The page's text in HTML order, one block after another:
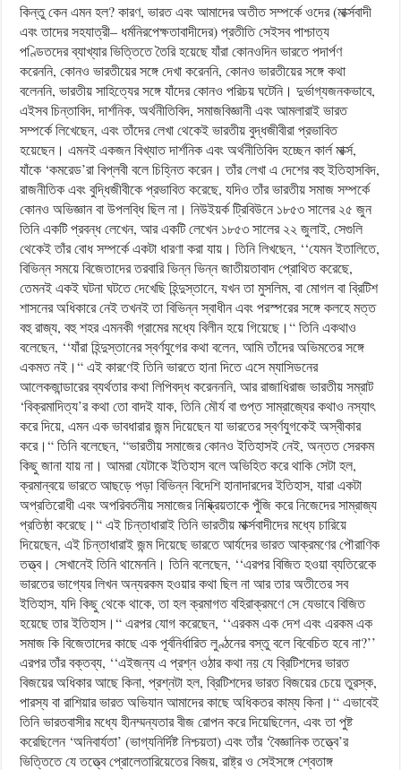
কিন্তু কেন এমন হল? কারণ, ভারত এবং আমাদের অতীত সম্পর্কে ওদের (মার্ক্সবাদী
এবং তাদের সহযাত্রী– ধর্মনিরপেক্ষতাবাদীদের) প্রতীতি সেইসব পাশ্চাত্য
পণ্ডিতদের ব্যাখ্যার ভিত্তিতে তৈরি হয়েছে যাঁরা কোনওদিন ভারতে পদার্পণ
করেননি, কোনও ভারতীয়ের সঙ্গে দেখা করেননি, কোনও ভারতীয়ের সঙ্গে কথা
বলেননি, ভারতীয় সাহিত্যের সঙ্গে যাঁদের কোনও পরিচয় ঘটেনি। দুর্ভাগ্যজনকভাবে,
এইসব চিন্তাবিদ, দার্শনিক, অর্থনীতিবিদ, সমাজবিজ্ঞানী এবং আমলারাই ভারত
সম্পর্কে লিখেছেন, এবং তাঁদের লেখা থেকেই ভারতীয় বুদ্ধজীবীরা প্রভাবিত
হয়েছেন। এমনই একজন বিখ্যাত দার্শনিক এবং অর্থনীতিবিদ হচ্ছেন কার্ল মার্ক্স,
যাঁকে ‘কমরেড’রা বিপ্লবী বলে চিহ্নিত করেন। তাঁর লেখা এ দেশের বহু ইতিহাসবিদ,
রাজনীতিক এবং বুদ্ধিজীবীকে প্রভাবিত করেছে, যদিও তাঁর ভারতীয় সমাজ সম্পর্কে
কোনও অভিজ্ঞান বা উপলব্ধি ছিল না। নিউইয়র্ক ট্রিবিউনে ১৮৫৩ সালের ২৫ জুন
তিনি একটি প্রবন্ধ লেখেন, আর একটি লেখেন ১৮৫৩ সালের ২২ জুলাই, সেগুলি
থেকেই তাঁর বোধ সম্পর্কে একটা ধারণা করা যায়। তিনি লিখছেন, ‘‘যেমন ইতালিতে,
বিভিন্ন সময়ে বিজেতাদের তরবারি ভিন্ন ভিন্ন জাতীয়তাবাদ প্রোথিত করেছে,
তেমনই একই ঘটনা ঘটতে দেখেছি হিন্দুস্তানে, যখন তা মুসলিম, বা মোগল বা ব্রিটিশ
শাসনের অধিকারে নেই তখনই তা বিভিন্ন স্বাধীন এবং পরস্পরের সঙ্গে কলহে মত্ত
বহু রাজ্য, বহু শহর এমনকী গ্রামের মধ্যে বিলীন হয়ে গিয়েছে।“ তিনি একথাও
বলেছেন, ‘‘যাঁরা হিন্দুস্তানের স্বর্ণযুগের কথা বলেন, আমি তাঁদের অভিমতের সঙ্গে
একমত নই।“ এই কারণেই তিনি ভারতে হানা দিতে এসে ম্যাসিডনের
আলেকজান্ডারের ব্যর্থতার কথা লিপিবদ্ধ করেনননি, আর রাজাধিরাজ ভারতীয় সম্রাট
‘বিক্রমাদিত্য’র কথা তো বাদই যাক, তিনি মৌর্য বা গুপ্ত সাম্রাজ্যের কথাও নস্যাৎ
করে দিয়ে, এমন এক ভাবধারার জন্ম দিয়েছেন যা ভারতের স্বর্ণযুগকেই অস্বীকার
করে।“ তিনি বলেছেন, “ভারতীয় সমাজের কোনও ইতিহাসই নেই, অন্তত সেরকম
কিছু জানা যায় না। আমরা যেটাকে ইতিহাস বলে অভিহিত করে থাকি সেটা হল,
ক্রমান্বয়ে ভারতে আছড়ে পড়া বিভিন্ন বিদেশি হানাদারদের ইতিহাস, যারা একটা
অপ্রতিরোধী এবং অপরিবর্তনীয় সমাজের নিষ্ক্রিয়তাকে পুঁজি করে নিজেদের সাম্রাজ্য
প্রতিষ্ঠা করেছে।“ এই চিন্তাধারাই তিনি ভারতীয় মার্ক্সবাদীদের মধ্যে চারিয়ে
দিয়েছেন, এই চিন্তাধারাই জন্ম দিয়েছে ভারতে আর্যদের ভারত আক্রমণের পৌরাণিক
তত্ত্ব। সেখানেই তিনি থামেননি। তিনি বলেছেন, ‘‘এরপর বিজিত হওয়া ব্যতিরেকে
ভারতের ভাগ্যের লিখন অন্যরকম হওয়ার কথা ছিল না আর তার অতীতের সব
ইতিহাস, যদি কিছু থেকে থাকে, তা হল ক্রমাগত বহিরাক্রমণে সে যেভাবে বিজিত
হয়েছে তার ইতিহাস।“ এরপর যোগ করেছেন, ‘‘এরকম এক দেশ এবং এরকম এক
সমাজ কি বিজেতাদের কাছে এক পূর্বনির্ধারিত লুণ্ঠনের বস্তু বলে বিবেচিত হবে না?’’
এরপর তাঁর বক্তব্য, ‘‘এইজন্য এ প্রশ্ন ওঠার কথা নয় যে ব্রিটিশদের ভারত
বিজয়ের অধিকার আছে কিনা, প্রশ্নটা হল, ব্রিটিশদের ভারত বিজয়ের চেয়ে তুরস্ক,
পারস্য বা রাশিয়ার ভারত অভিযান আমাদের কাছে অধিকতর কাম্য কিনা।“ এভাবেই
তিনি ভারতবাসীর মধ্যে হীনম্মন্যতার বীজ রোপন করে দিয়েছিলেন, এবং তা পুষ্ট
করেছিলেন ‘অনিবার্যতা’ (ভাগ্যনির্দিষ্ট নিশ্চয়তা) এবং তাঁর ‘বৈজ্ঞানিক তত্ত্বে’র
ভিত্তিতে যে তত্ত্বে প্রোলেতারিয়েতের বিজয়, রাষ্ট্র ও সেইসঙ্গে শ্বেতাঙ্গ